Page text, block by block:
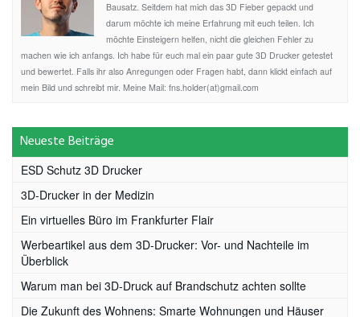
Bausatz. Seitdem hat mich das 3D Fieber gepackt und
darum möchte ich meine Erfahrung mit euch teilen. Ich
möchte Einsteigern helfen, nicht die gleichen Fehler zu
machen wie ich anfangs. Ich habe für euch mal ein paar gute 3D Drucker getestet
und bewertet. Falls ihr also Anregungen oder Fragen habt, dann klickt einfach auf
mein Bild und schreibt mir. Meine Mail: fns.holder(at)gmail.com
Neueste Beiträge
ESD Schutz 3D Drucker
3D-Drucker in der Medizin
Ein virtuelles Büro im Frankfurter Flair
Werbeartikel aus dem 3D-Drucker: Vor- und Nachteile im
Überblick
Warum man bei 3D-Druck auf Brandschutz achten sollte
Die Zukunft des Wohnens: Smarte Wohnungen und Häuser